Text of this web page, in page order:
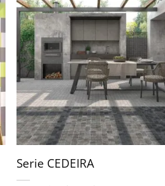
Serie CEDEIRA